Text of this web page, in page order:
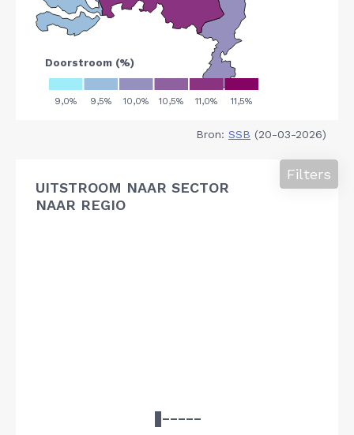
Bron: SSB (20-03-2026)
UITSTROOM NAAR SECTOR
NAAR REGIO
Filters